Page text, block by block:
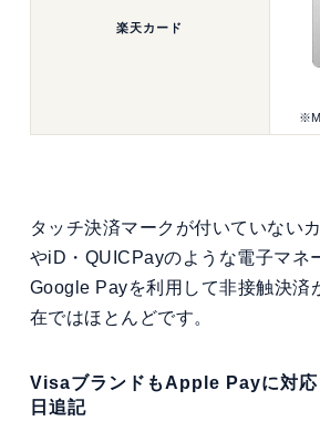
楽天カード
タッチ決済マークが付いていない
やiD・QUICPayのような電子マネ
Google Payを利用して非接触決済
在ではほとんどです。
VisaブランドもApple Payに対
日追記